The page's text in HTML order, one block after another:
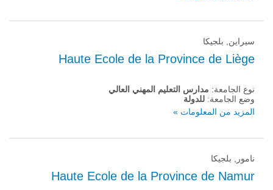
سيراين, بلجيكا
Haute Ecole de la Province de Liège
نوع الجامعة: مدارس التعليم المهني العالي
وضع الجامعة: للدولة
المزيد من المعلومات »
نامور, بلجيكا
Haute Ecole de la Province de Namur